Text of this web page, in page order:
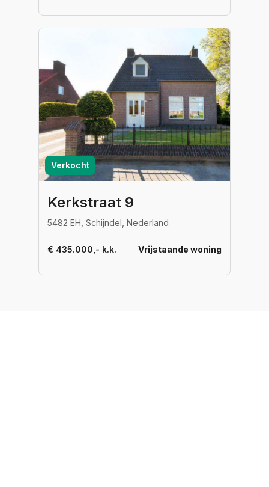
Verkocht
Kerkstraat 9
5482 EH, Schijndel, Nederland
€ 435.000,- k.k. Vrijstaande woning